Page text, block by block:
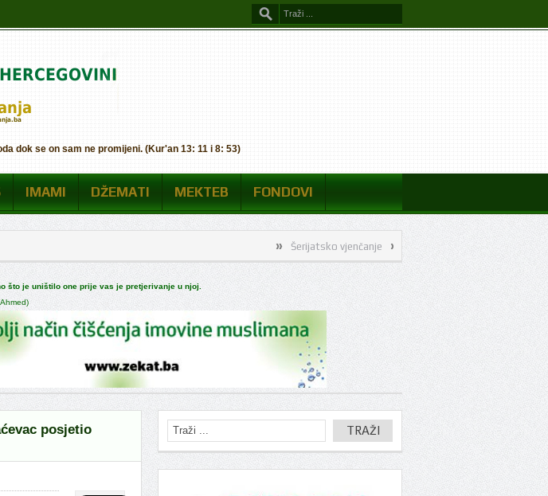
dok se on sam ne promijeni. (Kur'an 13: 11 i 8: 53)
IMAMI DŽEMATI MEKTEB FONDOVI
Šerijatsko vjenčanje » Naši merhumi » Šerijatsko vjenčanje »
» Naši merhumi
što je uništilo one prije vas je pretjerivanje u njoj.
posjetio